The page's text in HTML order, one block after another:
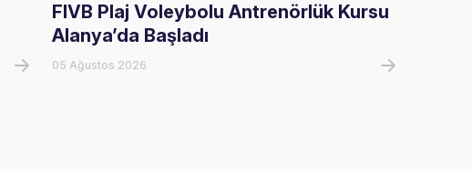
FIVB Plaj Voleybolu Antrenörlük Kursu
Alanya’da Başladı
05 Ağustos 2026